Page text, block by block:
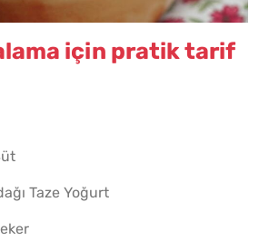
için pratik tarif
Taze Yoğurt